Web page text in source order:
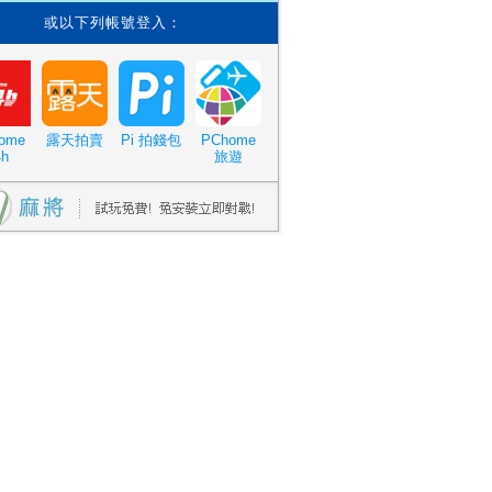
或以下列帳號登入：
露天拍賣 Pi 拍錢包
PChome
旅遊